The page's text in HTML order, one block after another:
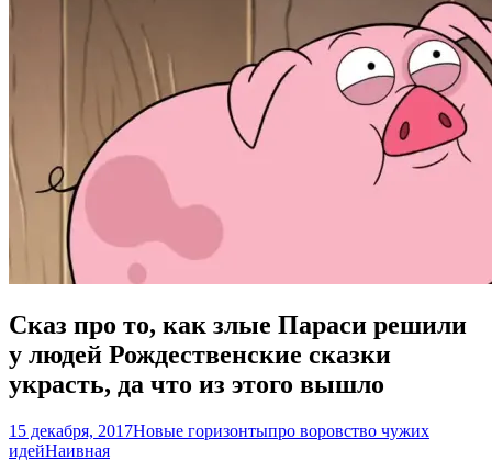
Сказ про то, как злые Параси решили
у людей Рождественские сказки
украсть, да что из этого вышло
15 декабря, 2017Новые горизонтыпро воровство чужих
идейНаивная